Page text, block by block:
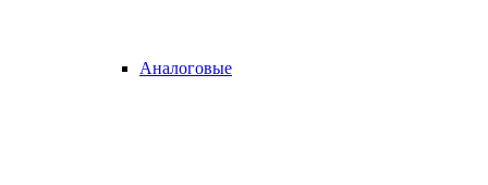
Аналоговые